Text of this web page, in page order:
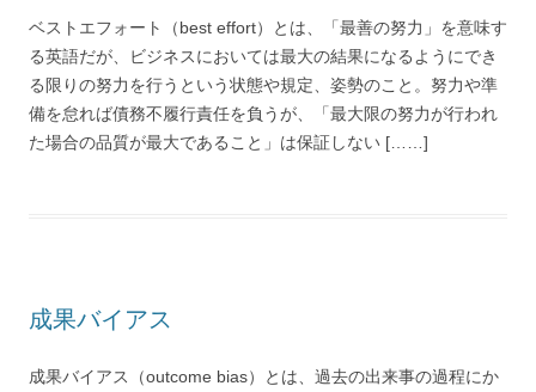
ベストエフォート（best effort）とは、「最善の努力」を意味す
る英語だが、ビジネスにおいては最大の結果になるようにでき
る限りの努力を行うという状態や規定、姿勢のこと。努力や準
備を怠れば債務不履行責任を負うが、「最大限の努力が行われ
た場合の品質が最大であること」は保証しない [……]
成果バイアス
成果バイアス（outcome bias）とは、過去の出来事の過程にか